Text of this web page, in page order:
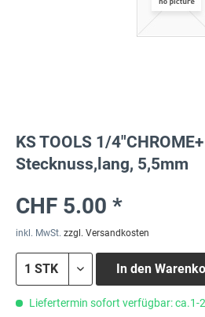
KS TOOLS 1/
Stecknuss,lang, 5,5mm
CHF 5.00 *
inkl. MwSt. zzgl. Versandkosten
In den
Liefertermin sofort verfügbar: ca.1-